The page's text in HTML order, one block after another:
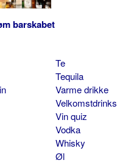
barskabet
Te
Tequila
Varme drikke
Velkomstdrinks
Vin quiz
Vodka
Whisky
Øl